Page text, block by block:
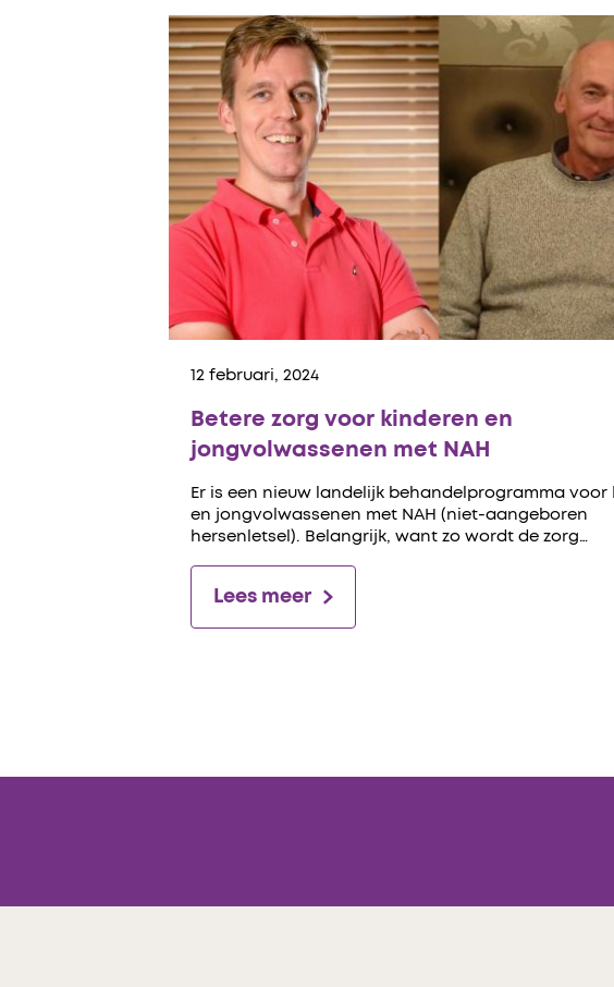
12 februari, 2024
Betere zorg voor kinderen en
jongvolwassenen met NAH
Er is een nieuw landelijk behandelprogramma voor
en jongvolwassenen met NAH (niet-aangeboren
hersenletsel). Belangrijk, want zo wordt de zorg…
Lees meer